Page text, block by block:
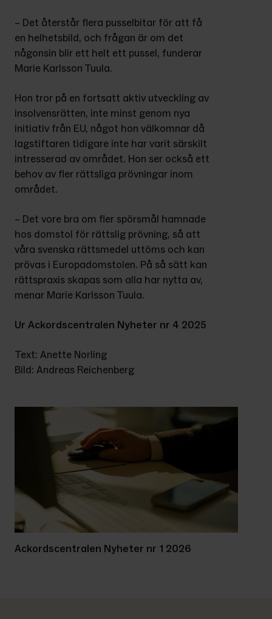
– Det återstår flera pusselbitar för att få
en helhetsbild, och frågan är om det
någonsin blir ett helt ett pussel, funderar
Marie Karlsson Tuula.
Hon tror på en fortsatt aktiv utveckling av
insolvensrätten, inte minst genom nya
initiativ från EU, något hon välkomnar då
lagstiftaren tidigare inte har varit särskilt
intresserad av området. Hon ser också ett
behov av fler rättsliga prövningar inom
området.
– Det vore bra om fler spörsmål hamnade
hos domstol för rättslig prövning, så att
våra svenska rättsmedel uttöms och kan
prövas i Europadomstolen. På så sätt kan
rättspraxis skapas som alla har nytta av,
menar Marie Karlsson Tuula.
Ur Ackordscentralen Nyheter nr 4 2025
Text: Anette Norling
Bild: Andreas Reichenberg
Ackordscentralen Nyheter nr 1 2026